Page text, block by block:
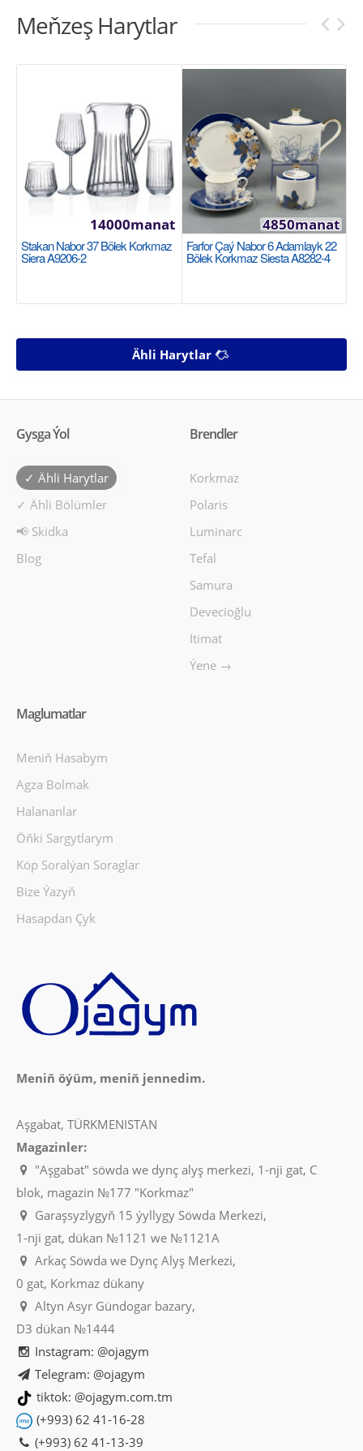
Meňzeş Harytlar
Stakan Nabor 37 Bölek Korkmaz
Siera A9206-2
14000manat
Farfor Çaý Nabor 6 Adamlayk 22
Bölek Korkmaz Siesta A8282-4
4850manat
Ähli Harytlar
Gysga Ýol
✓ Ähli Harytlar
✓ Ähli Bölümler
📢 Skidka
Blog
Brendler
Korkmaz
Polaris
Luminarc
Tefal
Samura
Devecioğlu
Itimat
Ýene →
Maglumatlar
Meniň Hasabym
Agza Bolmak
Halananlar
Öňki Sargytlarym
Köp Soralýan Soraglar
Bize Ýazyň
Hasapdan Çyk
Meniň öýüm, meniň jennedim.
Aşgabat, TÜRKMENISTAN
Magazinler:
"Aşgabat" söwda we dynç alyş merkezi, 1-nji gat, C
blok, magazin №177 "Korkmaz"
Garaşsyzlygyň 15 ýyllygy Söwda Merkezi,
1-nji gat, dükan №1121 we №1121A
Arkaç Söwda we Dynç Alyş Merkezi,
0 gat, Korkmaz dükany
Altyn Asyr Gündogar bazary,
D3 dükan №1444
Instagram: @ojagym
Telegram: @ojagym
tiktok: @ojagym.com.tm
(+993) 62 41-16-28
(+993) 62 41-13-39